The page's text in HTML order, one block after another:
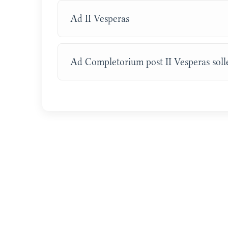
Ad II Vesperas
Ad Completorium post II Vesperas